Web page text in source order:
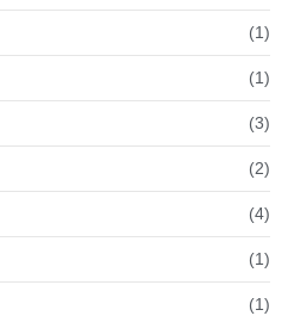
(1)
(1)
(3)
(2)
(4)
(1)
(1)